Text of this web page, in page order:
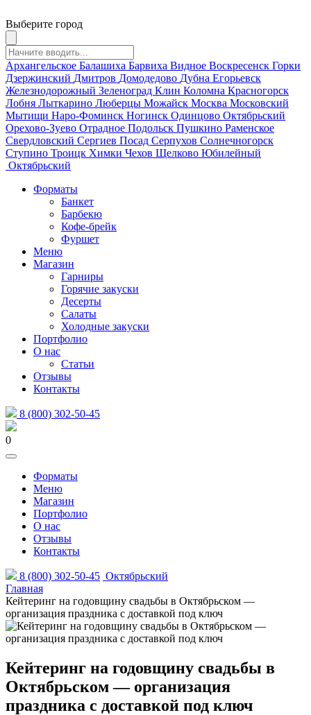
Выберите город
Архангельское Балашиха Барвиха Видное Воскресенск Горки
Дзержинский Дмитров Домодедово Дубна Егорьевск
Железнодорожный Зеленоград Клин Коломна Красногорск
Лобня Лыткарино Люберцы Можайск Москва Московский
Мытищи Наро-Фоминск Ногинск Одинцово Октябрьский
Орехово-Зуево Отрадное Подольск Пушкино Раменское
Свердловский Сергиев Посад Серпухов Солнечногорск
Ступино Троицк Химки Чехов Щелково Юбилейный
Октябрьский
Форматы
Банкет
Барбекю
Кофе-брейк
Фуршет
Меню
Магазин
Гарниры
Горячие закуски
Десерты
Салаты
Холодные закуски
Портфолио
О нас
Статьи
Отзывы
Контакты
8 (800) 302-50-45
0
Форматы
Меню
Магазин
Портфолио
О нас
Отзывы
Контакты
8 (800) 302-50-45 Октябрьский
Главная
Кейтеринг на годовщину свадьбы в Октябрьском —
организация праздника с доставкой под ключ
Кейтеринг на годовщину свадьбы в
Октябрьском — организация
праздника с доставкой под ключ